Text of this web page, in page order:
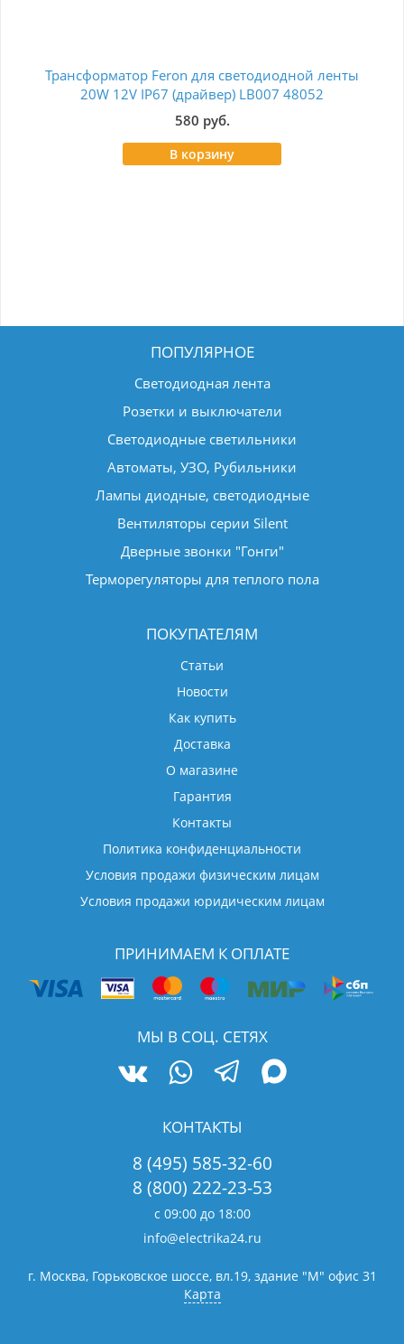
Трансформатор Feron для светодиодной ленты
20W 12V IP67 (драйвер) LB007 48052
580 руб.
В корзину
ПОПУЛЯРНОЕ
Светодиодная лента
Розетки и выключатели
Светодиодные светильники
Автоматы, УЗО, Рубильники
Лампы диодные, светодиодные
Вентиляторы серии Silent
Дверные звонки "Гонги"
Терморегуляторы для теплого пола
ПОКУПАТЕЛЯМ
Статьи
Новости
Как купить
Доставка
О магазине
Гарантия
Контакты
Политика конфиденциальности
Условия продажи физическим лицам
Условия продажи юридическим лицам
ПРИНИМАЕМ К ОПЛАТЕ
МЫ В СОЦ. СЕТЯХ
КОНТАКТЫ
8 (495) 585-32-60
8 (800) 222-23-53
с 09:00 до 18:00
info@electrika24.ru
г. Москва, Горьковское шоссе, вл.19, здание "М" офис 31
Карта